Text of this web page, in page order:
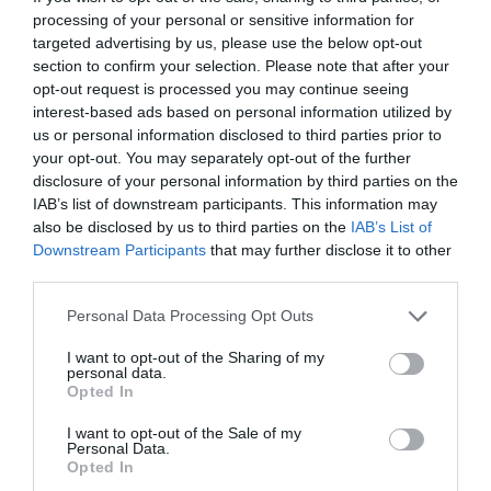
processing of your personal or sensitive information for
targeted advertising by us, please use the below opt-out
section to confirm your selection. Please note that after your
opt-out request is processed you may continue seeing
interest-based ads based on personal information utilized by
us or personal information disclosed to third parties prior to
your opt-out. You may separately opt-out of the further
disclosure of your personal information by third parties on the
IAB’s list of downstream participants. This information may
also be disclosed by us to third parties on the IAB’s List of
Downstream Participants that may further disclose it to other
Personal Data Processing Opt Outs
I want to opt-out of the Sharing of my
personal data.
Opted In
I want to opt-out of the Sale of my
Personal Data.
Opted In
2004, vemos que entonces el régimen de
propiedad se situaba en cerca del 76% y el alquiler
representaba menos de un 20% de los hogares.
Gemma Fontseca, Carlos Rojas y Elena Busquets,
durante un momento del pódcast | Mireia Comas
En cuanto al alquiler, la renta inferior a los 600
euros de media en Catalunya de 2015 tiene poco